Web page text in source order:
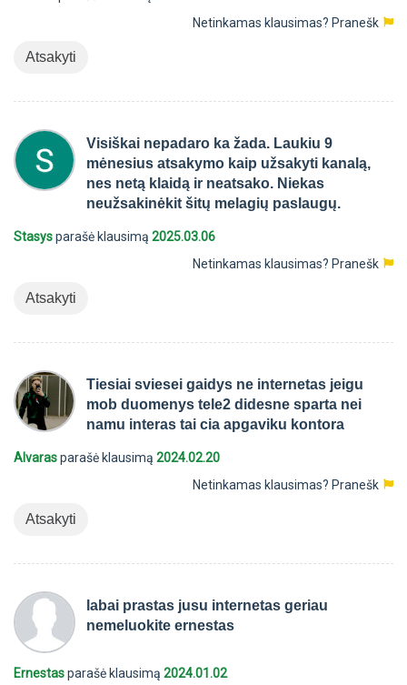
Netinkamas klausimas? Pranešk
Atsakyti
Visiškai nepadaro ka žada. Laukiu 9
mėnesius atsakymo kaip užsakyti kanalą,
nes netą klaidą ir neatsako. Niekas
neužsakinėkit šitų melagių paslaugų.
Stasysparašė klausimą 2025.03.06
Netinkamas klausimas? Pranešk
Atsakyti
Tiesiai sviesei gaidys ne internetas jeigu
mob duomenys tele2 didesne sparta nei
namu interas tai cia apgaviku kontora
Alvarasparašė klausimą 2024.02.20
Netinkamas klausimas? Pranešk
Atsakyti
labai prastas jusu internetas geriau
nemeluokite ernestas
Ernestasparašė klausimą 2024.01.02